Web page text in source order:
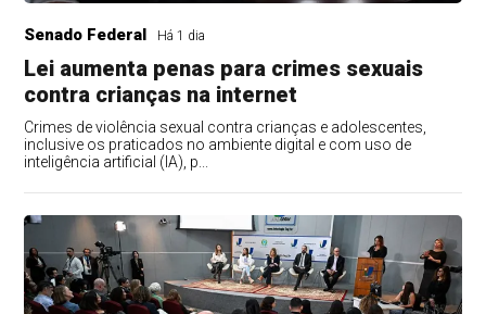
Senado Federal Há 1 dia
Lei aumenta penas para crimes sexuais
contra crianças na internet
Crimes de violência sexual contra crianças e adolescentes,
inclusive os praticados no ambiente digital e com uso de
inteligência artificial (IA), p...